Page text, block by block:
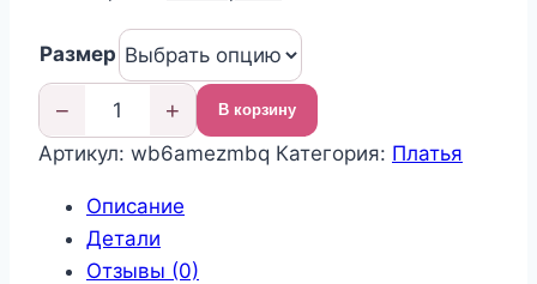
составляла
22
000,00 ₽.
11
220,00 ₽.
Размер
Количество
товара
нарядное
платье
− + В корзину
Артикул: wb6amezmbq Категория: Платья
Описание
Детали
Отзывы (0)